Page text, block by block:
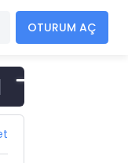
OTURUM AÇ
93,00 USD
Demir Cevheri 61% Fe